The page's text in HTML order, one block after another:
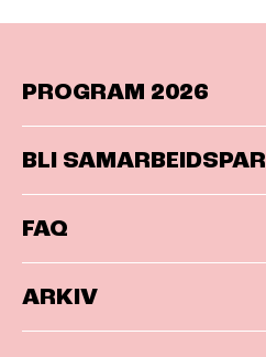
PROGRAM 2026
BLI
FAQ
ARKIV